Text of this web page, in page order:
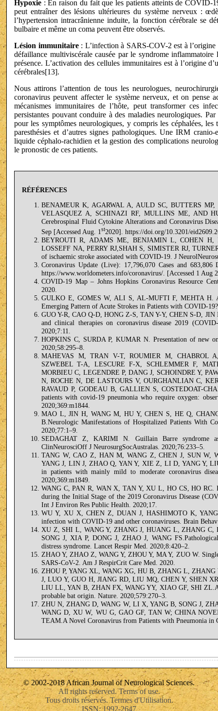
Hypoxie : En raison du fait que les patients atteints de COVID-
peut entraîner des lésions ultérieures du système nerveux :
l’hypertension intracrânienne induite, la fonction cérébrale se
bulbaire et même un coma peuvent être observés.
Lésion immunitaire: L’infection à SARS-COV-2 est à l’origine
défaillance multiviscérale causée par le syndrome
présence. L’activation des cellules immunitaires est à l’origine
cérébrales[13].
Nous attirons l’attention de tous les neurologues,
coronavirus peuvent affecter le système nerveux, et on pense
mécanismes immunitaires de l’hôte, peut transformer ces
persistantes pouvant conduire à des maladies neurologiques.
pour les symptômes neurologiques, y compris les céphalées,
paresthésies et d’autres signes pathologiques. Une IRM
liquide céphalo-rachidien et la gestion des complications
le pronostic de ces patients.
RÉFÉRENCES
BENAMEUR K, AGARWAL A, AULD SC, BUTTERS
VELASQUEZ A, SCHINAZI RF, MULLINS ME, AND HU
Cerebrospinal Fluid Cytokine Alterations and Coronavirus
Sep [Accessed Aug. 1st2020]. https://doi.org/10.3201/
BEYROUTI R, ADAMS ME, BENJAMIN L, COHEN H,
LOSSEFF NA, PERRY RJ,SHAH S, SIMISTER RJ,
of ischaemic stroke associated with COVID-19. J
Coronavirus Update (Live): 17,796,070 Cases and
https://www.worldometers.info/coronavirus/. [Accessed 1 Aug
COVID-19 Map – Johns Hopkins Coronavirus Resource
2020.
GULKO E, GOMES W, ALI S, AL-MUFTI F, MEHTA H.
Emerging Pattern of Acute Strokes in Patients with COVID-
GUO Y-R, CAO Q-D, HONG Z-S, TAN Y-Y, CHEN S-D,
and clinical therapies on coronavirus disease 2019
2020;7:11.
HOPKINS C, SURDA P, KUMAR N. Presentation of new
2020;58:295–8.
MAHEVAS M, TRAN V-T, ROUMIER M,
SZWEBEL T-A, LESCURE F-X, SCHLEMMER F,
MORBIEU C, LEGENDRE P, DANG J, SCHOINDRE Y,
N, ROCHE N, DE LASTOURS V, OURGHANLIAN C,
RAVAUD P, GODEAU B, GALLIEN S, COSTEDOAT-
patients with covid-19 pneumonia who require oxygen:
2020;369:m1844.
MAO L, JIN H, WANG M, HU Y, CHEN S, HE Q,
B.Neurologic Manifestations of Hospitalized Patients With
2020;77:1–9.
SEDAGHAT Z, KARIMI N. Guillain Barre syndrome
ClinNeurosciOff J NeurosurgSocAustralas. 2020;76:233–5.
TANG W, CAO Z, HAN M, WANG Z, CHEN J, SUN W,
YANG J, LIN J, ZHAO Q, YAN Y, XIE Z, LI D, YANG Y,
in patients with mainly mild to moderate coronavirus
2020;369:m1849.
WANG C, PAN R, WAN X, TAN Y, XU L, HO CS, HO RC.
during the Initial Stage of the 2019 Coronavirus Disease
Int J Environ Res Public Health. 2020;17.
WU Y, XU X, CHEN Z, DUAN J, HASHIMOTO K,
infection with COVID-19 and other coronaviruses. Brain
XU Z, SHI L, WANG Y, ZHANG J, HUANG L, ZHANG
SONG J, XIA P, DONG J, ZHAO J, WANG
distress syndrome. Lancet Respir Med. 2020;8:420–2.
ZHAO Y, ZHAO Z, WANG Y, ZHOU Y, MA Y, ZUO W.
SARS-CoV-2. Am J RespirCrit Care Med. 2020.
ZHOU P, YANG XL, WANG XG, HU B, ZHANG L,
J, LUO Y, GUO H, JIANG RD, LIU MQ, CHEN Y, SHEN
LIU LL, YAN B, ZHAN FX, WANG YY, XIAO GF, SHI ZL.A
probable bat origin. Nature. 2020;579:270–3.
ZHU N, ZHANG D, WANG W, LI X, YANG B, SONG J,
WANG D, XU W, WU G, GAO GF, TAN W; CHINA
TEAM.A Novel Coronavirus from Patients with Pneumonia in
© 2002-2018 African Journal of Neurological Sciences.
All rights reserved. Terms of use.
Tous droits réservés. Termes d'Utilisation.
ISSN: 1992-2647